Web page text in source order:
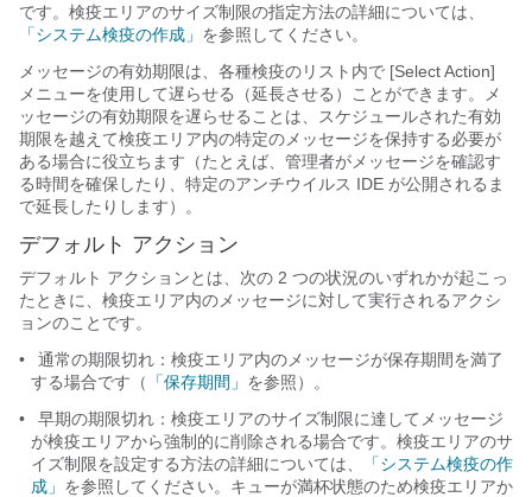
です。検疫エリアのサイズ制限の指定方法の詳細については、
「システム検疫の作成」 を参照してください。
メッセージの有効期限は、各種検疫のリスト内で [Select Action]
メニューを使用して遅らせる（延長させる）ことができます。メ
ッセージの有効期限を遅らせることは、スケジュールされた有効
期限を越えて検疫エリア内の特定のメッセージを保持する必要が
ある場合に役立ちます（たとえば、管理者がメッセージを確認す
る時間を確保したり、特定のアンチウイルス IDE が公開されるま
で延長したりします）。
デフォルト アクション
デフォルト アクションとは、次の 2 つの状況のいずれかが起こっ
たときに、検疫エリア内のメッセージに対して実行されるアクシ
ョンのことです。
•
通常の期限切れ：検疫エリア内のメッセージが保存期間を満了
する場合です（
「保存期間」 を参照）。
•
早期の期限切れ：検疫エリアのサイズ制限に達してメッセージ
が検疫エリアから強制的に削除される場合です。検疫エリアのサ
イズ制限を設定する方法の詳細については、
「システム検疫の作
成」 を参照してください。キューが満杯状態のため検疫エリアか